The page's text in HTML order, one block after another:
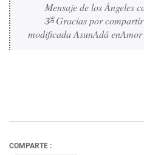
Mensaje de los Ángeles
ૐ Gracias por
modificada AsunAdá
COMPARTE :